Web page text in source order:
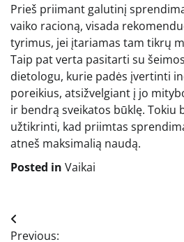
Prieš priimant galutinį
vaiko racioną, visada
tyrimus, jei įtariamas tam tikrų
Taip pat verta pasitarti su
dietologu, kurie padės įvertinti
poreikius, atsižvelgiant į jo
ir bendrą sveikatos būklę. Tokiu
užtikrinti, kad priimtas
atneš maksimalią naudą.
Posted in Vaikai
Navigacija
Previous: